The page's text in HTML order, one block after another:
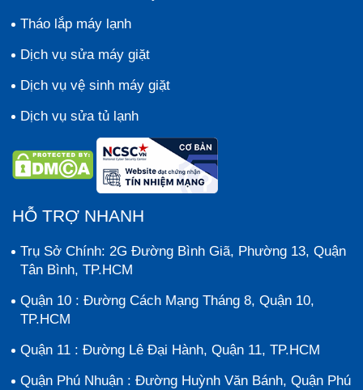
Tháo lắp máy lạnh
Dịch vụ sửa máy giặt
Dịch vụ vệ sinh máy giặt
Dịch vụ sửa tủ lạnh
HỖ TRỢ NHANH
Trụ Sở Chính: 2G Đường Bình Giã, Phường 13, Quận
Tân Bình, TP.HCM
Quận 10 : Đường Cách Mạng Tháng 8, Quận 10,
TP.HCM
Quận 11 : Đường Lê Đại Hành, Quận 11, TP.HCM
Quận Phú Nhuận : Đường Huỳnh Văn Bánh, Quận Phú